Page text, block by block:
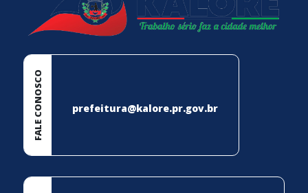
FALE CONOSCO prefeitura@kalore.pr.gov.br